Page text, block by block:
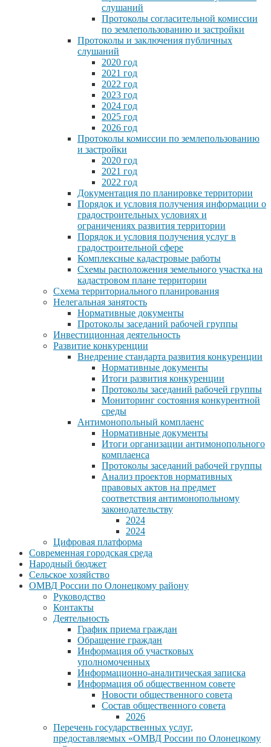
слушаний
Протоколы согласительной комиссии
по землепользованию и застройки
Протоколы и заключения публичных
слушаний
2020 год
2021 год
2022 год
2023 год
2024 год
2025 год
2026 год
Протоколы комиссии по землепользованию
и застройки
2020 год
2021 год
2022 год
Документация по планировке территории
Порядок и условия получения информации о
градостроительных условиях и
ограничениях развития территории
Порядок и условия получения услуг в
градостроительной сфере
Комплексные кадастровые работы
Схемы расположения земельного участка на
кадастровом плане территории
Схема территориального планирования
Нелегальная занятость
Нормативные документы
Протоколы заседаний рабочей группы
Инвестиционная деятельность
Развитие конкуренции
Внедрение стандарта развития конкуренции
Нормативные документы
Итоги развития конкуренции
Протоколы заседаний рабочей группы
Мониторинг состояния конкурентной
среды
Антимонопольный комплаенс
Нормативные документы
Итоги организации антимонопольного
комплаенса
Протоколы заседаний рабочей группы
Анализ проектов нормативных
правовых актов на предмет
соответствия антимонопольному
законодательству
2024
2024
Цифровая платформа
Современная городская среда
Народный бюджет
Сельское хозяйство
ОМВД России по Олонецкому району
Руководство
Контакты
Деятельность
График приема граждан
Обращение граждан
Информация об участковых
уполномоченных
Информационно-аналитическая записка
Информация об общественном совете
Новости общественного совета
Состав общественного совета
2026
Перечень государственных услуг,
предоставляемых «ОМВД России по Олонецкому